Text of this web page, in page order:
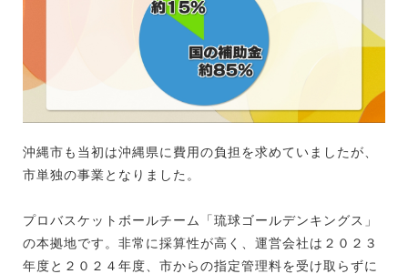
沖縄市も当初は沖縄県に費用の負担を求めていましたが、
市単独の事業となりました。
プロバスケットボールチーム「琉球ゴールデンキングス」
の本拠地です。非常に採算性が高く、運営会社は２０２３
年度と２０２４年度、市からの指定管理料を受け取らずに